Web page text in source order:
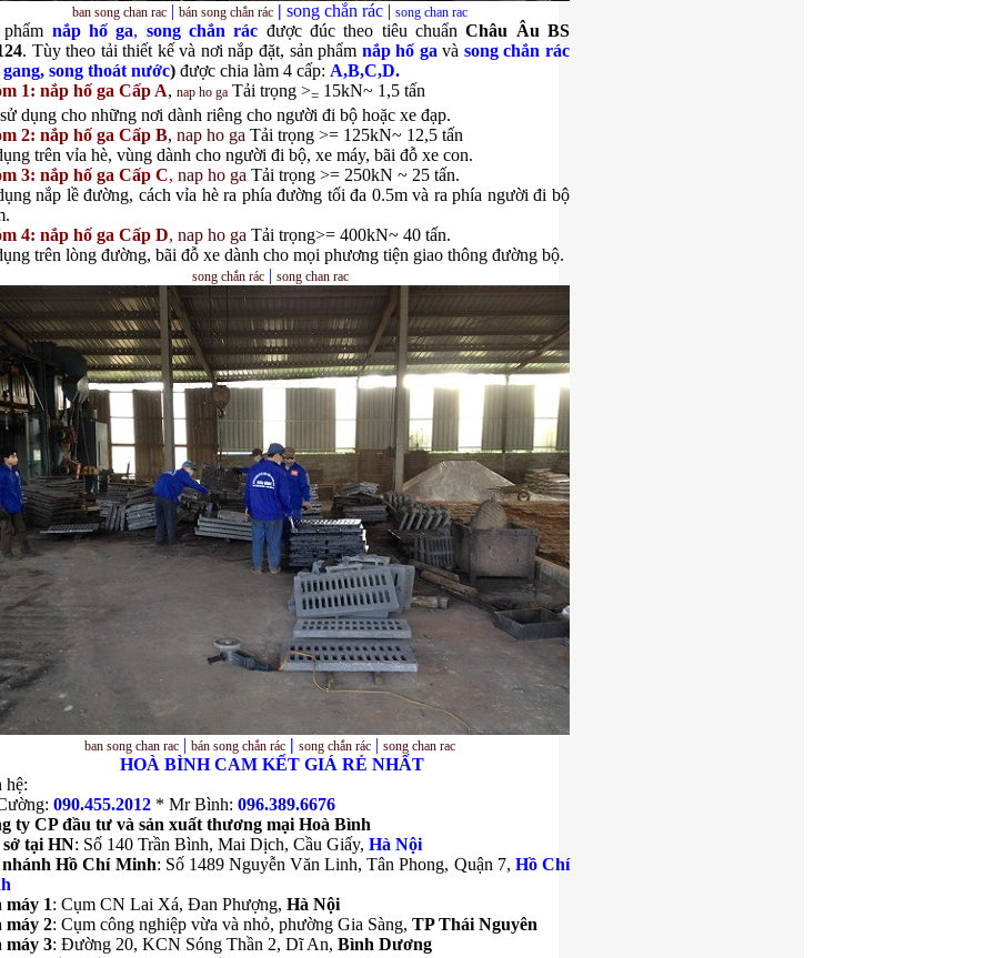
ban song chan rac | bán song chắn rác | song chắn rác | song chan rac
nắp hố ga, song chắn rác được đúc theo tiêu chuẩnChâu Âu BS
. Tùy theo tải thiết kế và nơi nắp đặt, sản phẩm nắp hố ga và song chắn rác
, song thoát nước) được chia làm 4 cấp: A,B,C,D.
1: nắp hố ga Cấp A, nap ho ga Tải trọng >= 15kN~ 1,5 tấn
dụng cho những nơi dành riêng cho người đi bộ hoặc xe đạp.
2: nắp hố ga Cấp B, nap ho ga Tải trọng >= 125kN~ 12,5 tấn
trên vỉa hè, vùng dành cho người đi bộ, xe máy, bãi đỗ xe con.
3: nắp hố ga Cấp C, nap ho ga Tải trọng >= 250kN ~ 25 tấn.
nắp lề đường, cách vỉa hè ra phía đường tối đa 0.5m và ra phía người đi bộ
4: nắp hố ga Cấp D, nap ho ga Tải trọng>= 400kN~ 40 tấn.
trên lòng đường, bãi đỗ xe dành cho mọi phương tiện giao thông đường bộ.
song chắn rác| song chan rac
ban song chan rac | bán song chắn rác | song chắn rác | song chan rac
HOÀ BÌNH CAM KẾT GIÁ RẺ NHẤT
hệ:
090.455.2012 * Mr Bình: 096.389.6676
ty CP đầu tư và sản xuất thương mại Hoà Bình
tại HN: Số 140 Trần Bình, Mai Dịch, Cầu Giấy, Hà Nội
Hồ Chí Minh: Số 1489 Nguyễn Văn Linh, Tân Phong, Quận 7, Hồ Chí
máy 1: Cụm CN Lai Xá, Đan Phượng, Hà Nội
máy 2: Cụm công nghiệp vừa và nhỏ, phường Gia Sàng, TP Thái Nguyên
máy 3: Đường 20, KCN Sóng Thần 2, Dĩ An, Bình Dương